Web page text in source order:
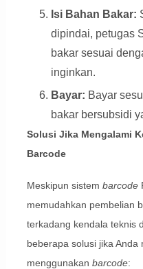
Isi Bahan Bakar:
dipindai, petugas
bakar sesuai
inginkan.
Bayar: Bayar
bakar bersubsidi
Solusi Jika Mengalami
Barcode
Meskipun sistem barcode
memudahkan pembelian
terkadang kendala teknis
beberapa solusi jika
menggunakan barcode: